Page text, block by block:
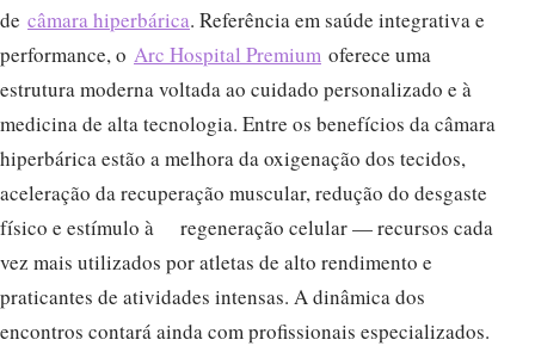
de câmara hiperbárica. Referência em saúde integrativa e
performance, o Arc Hospital Premium oferece uma
estrutura moderna voltada ao cuidado personalizado e à
medicina de alta tecnologia. Entre os benefícios da câmara
hiperbárica estão a melhora da oxigenação dos tecidos,
aceleração da recuperação muscular, redução do desgaste
físico e estímulo à regeneração celular — recursos cada
vez mais utilizados por atletas de alto rendimento e
praticantes de atividades intensas. A dinâmica dos
encontros contará ainda com profissionais especializados.